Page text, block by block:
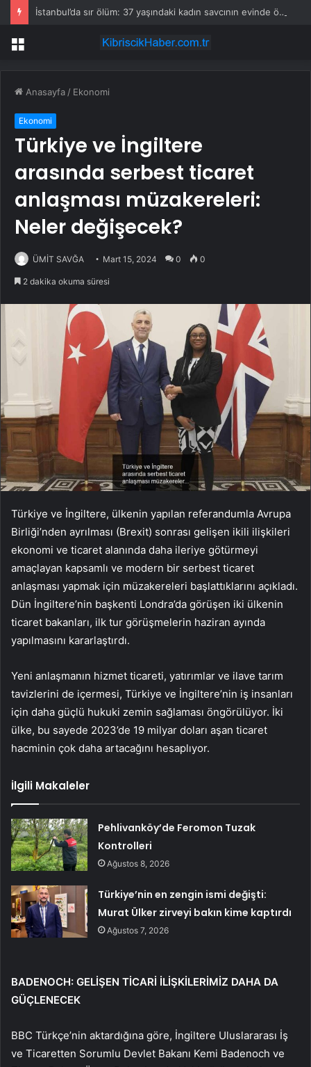
İstanbul’da sır ölüm: 37 yaşındaki kadın savcının evinde ölü bulundu!
Menü
Anasayfa / Ekonomi
Ekonomi
Türkiye ve İngiltere
arasında serbest ticaret
anlaşması müzakereleri:
Neler değişecek?
ÜMİT SAVĞA Mart 15, 2024 0 0
2 dakika okuma süresi
Türkiye ve İngiltere, ülkenin yapılan referandumla Avrupa
Birliği’nden ayrılması (Brexit) sonrası gelişen ikili ilişkileri
ekonomi ve ticaret alanında daha ileriye götürmeyi
amaçlayan kapsamlı ve modern bir serbest ticaret
anlaşması yapmak için müzakereleri başlattıklarını açıkladı.
Dün İngiltere’nin başkenti Londra’da görüşen iki ülkenin
ticaret bakanları, ilk tur görüşmelerin haziran ayında
yapılmasını kararlaştırdı.
Yeni anlaşmanın hizmet ticareti, yatırımlar ve ilave tarım
tavizlerini de içermesi, Türkiye ve İngiltere’nin iş insanları
için daha güçlü hukuki zemin sağlaması öngörülüyor. İki
ülke, bu sayede 2023’de 19 milyar doları aşan ticaret
hacminin çok daha artacağını hesaplıyor.
İlgili Makaleler
Pehlivanköy’de Feromon Tuzak
Kontrolleri
Ağustos 8, 2026
Türkiye’nin en zengin ismi değişti:
Murat Ülker zirveyi bakın kime kaptırdı
Ağustos 7, 2026
BADENOCH: GELİŞEN TİCARİ İLİŞKİLERİMİZ DAHA DA
GÜÇLENECEK
BBC Türkçe’nin aktardığına göre, İngiltere Uluslararası İş
ve Ticaretten Sorumlu Devlet Bakanı Kemi Badenoch ve